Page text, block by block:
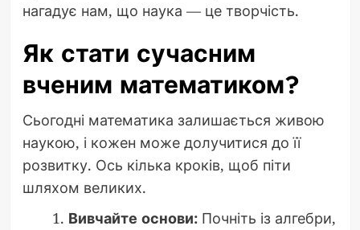
нагадує нам, що наука — це творчість.
Як стати сучасним
вченим математиком?
Сьогодні математика залишається живою
наукою, і кожен може долучитися до її
розвитку. Ось кілька кроків, щоб піти
шляхом великих.
Вивчайте основи:Почніть із алгебри,